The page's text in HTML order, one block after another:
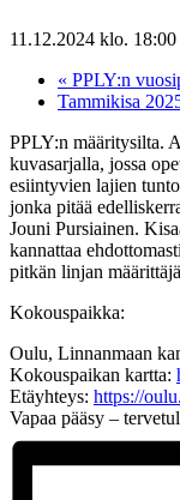
11.12.2024 klo. 18:00
« PPLY:n
Tammikisa
PPLY:n määritysilta.
kuvasarjalla, jossa
esiintyvien lajien
jonka pitää
Jouni Pursiainen.
kannattaa
pitkän linjan
Kokouspaikka:
Oulu, Linnanmaan
Kokouspaikan kartta:
Etäyhteys: https://
Vapaa pääsy –